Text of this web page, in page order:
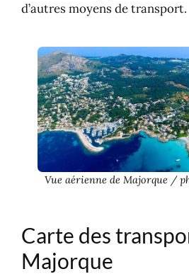
d’autres moyens de transport.
Vue aérienne de Majorque /
Carte des
Majorque